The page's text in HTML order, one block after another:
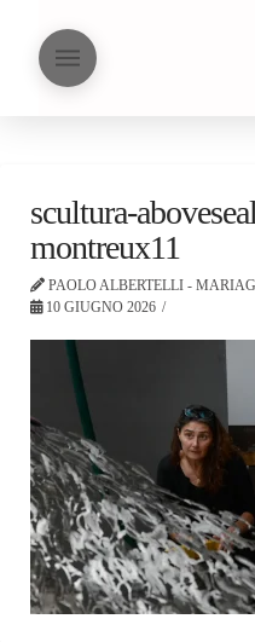
scultura-
montreux11
PAOLO ALBERTELLI -
10 GIUGNO 2026